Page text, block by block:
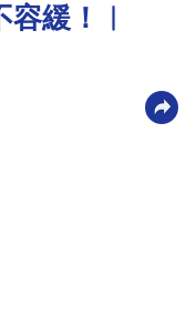
緩！︳